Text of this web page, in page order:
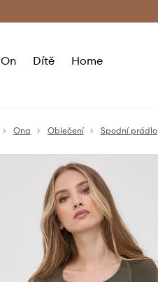
On Dítě Home
Ona Oblečení Spodní prádlo